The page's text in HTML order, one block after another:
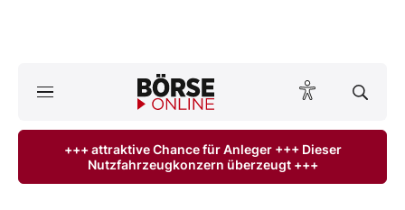
ktuelle Ausgabe BÖRSE ONLINE lesen
+++ attraktive Chance für Anleger +++ Dieser
Nutzfahrzeugkonzern überzeugt +++